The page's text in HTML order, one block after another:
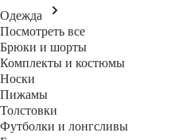
Одежда
Посмотреть все
Брюки и шорты
Комплекты и костюмы
Носки
Пижамы
Толстовки
Футболки и лонгсливы